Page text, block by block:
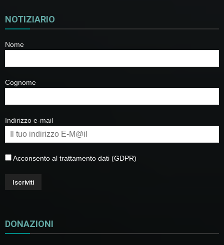
NOTIZIARIO
Nome
Cognome
Indirizzo e-mail
Acconsento al trattamento dati (GDPR)
DONAZIONI